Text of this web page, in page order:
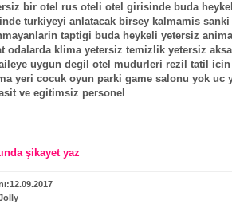
bir otel rus oteli otel girisinde buda
turkiyeyi anlatacak birsey kalmamis sanki
taptigi buda heykeli yetersiz
odalarda klima yetersiz temizlik yetersiz
uygun degil otel mudurleri rezil tatil
yeri cocuk oyun parki game salonu yok uc
ve egitimsiz personel
şikayet yaz